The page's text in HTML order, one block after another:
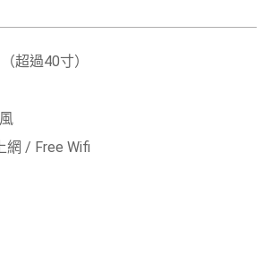
超過40寸）
網 / Free Wifi